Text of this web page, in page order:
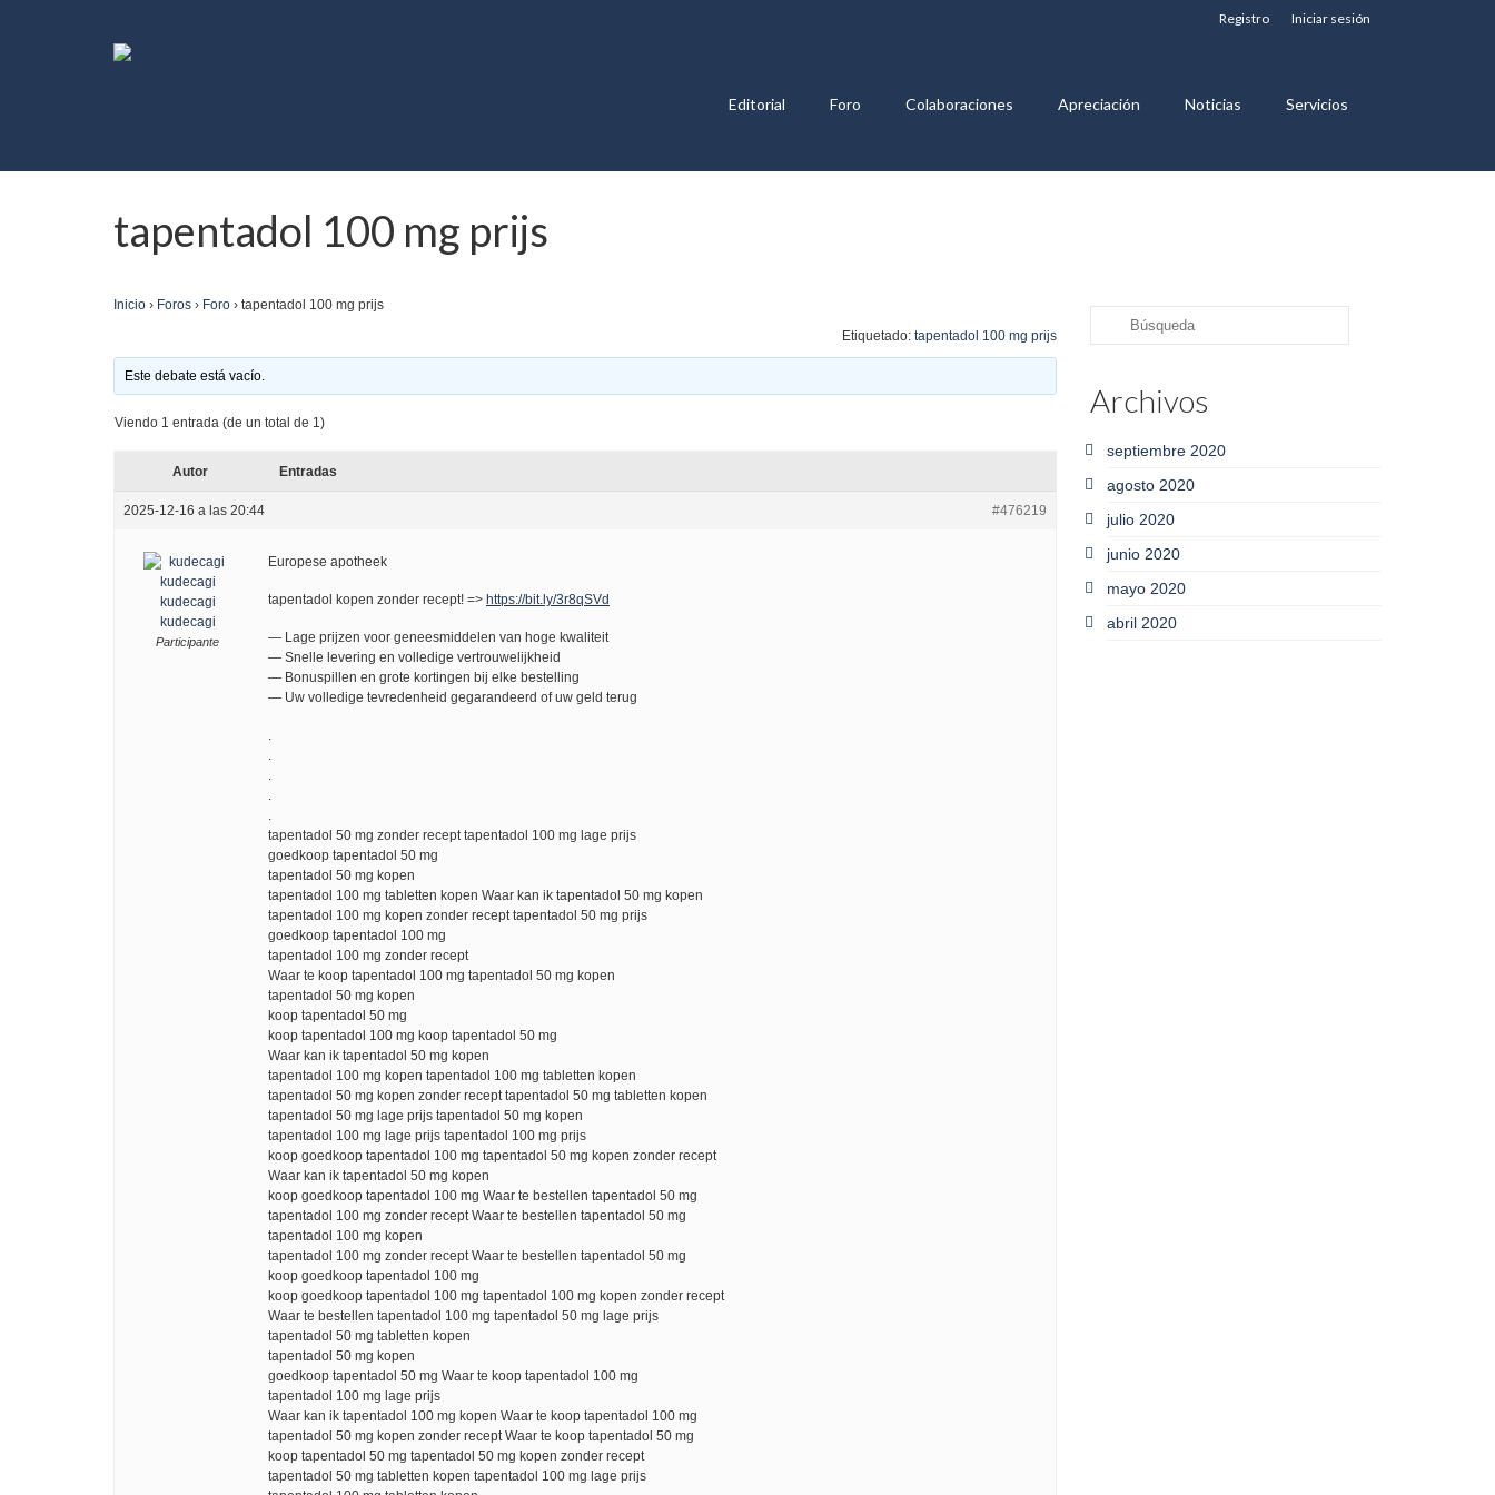
Registro Iniciar sesión
Editorial Foro Colaboraciones Apreciación Noticias Servicios
tapentadol 100 mg prijs
Inicio › Foros › Foro › tapentadol 100 mg prijs
Etiquetado: tapentadol 100 mg prijs
Este debate está vacío.
Viendo 1 entrada (de un total de 1)
Autor Entradas
2025-12-16 a las 20:44 #476219
kudecagi
kudecagi
Participante
Europese apotheek
tapentadol kopen zonder recept! => https://bit.ly/3r8qSVd
— Lage prijzen voor geneesmiddelen van hoge kwaliteit
— Snelle levering en volledige vertrouwelijkheid
— Bonuspillen en grote kortingen bij elke bestelling
— Uw volledige tevredenheid gegarandeerd of uw geld terug
.
.
.
.
.
tapentadol 50 mg zonder recept tapentadol 100 mg lage prijs
goedkoop tapentadol 50 mg
tapentadol 50 mg kopen
tapentadol 100 mg tabletten kopen Waar kan ik tapentadol 50 mg kopen
tapentadol 100 mg kopen zonder recept tapentadol 50 mg prijs
goedkoop tapentadol 100 mg
tapentadol 100 mg zonder recept
Waar te koop tapentadol 100 mg tapentadol 50 mg kopen
tapentadol 50 mg kopen
koop tapentadol 50 mg
koop tapentadol 100 mg koop tapentadol 50 mg
Waar kan ik tapentadol 50 mg kopen
tapentadol 100 mg kopen tapentadol 100 mg tabletten kopen
tapentadol 50 mg kopen zonder recept tapentadol 50 mg tabletten kopen
tapentadol 50 mg lage prijs tapentadol 50 mg kopen
tapentadol 100 mg lage prijs tapentadol 100 mg prijs
koop goedkoop tapentadol 100 mg tapentadol 50 mg kopen zonder recept
Waar kan ik tapentadol 50 mg kopen
koop goedkoop tapentadol 100 mg Waar te bestellen tapentadol 50 mg
tapentadol 100 mg zonder recept Waar te bestellen tapentadol 50 mg
tapentadol 100 mg kopen
tapentadol 100 mg zonder recept Waar te bestellen tapentadol 50 mg
koop goedkoop tapentadol 100 mg
koop goedkoop tapentadol 100 mg tapentadol 100 mg kopen zonder recept
Waar te bestellen tapentadol 100 mg tapentadol 50 mg lage prijs
tapentadol 50 mg tabletten kopen
tapentadol 50 mg kopen
goedkoop tapentadol 50 mg Waar te koop tapentadol 100 mg
tapentadol 100 mg lage prijs
Waar kan ik tapentadol 100 mg kopen Waar te koop tapentadol 100 mg
tapentadol 50 mg kopen zonder recept Waar te koop tapentadol 50 mg
koop tapentadol 50 mg tapentadol 50 mg kopen zonder recept
tapentadol 50 mg tabletten kopen tapentadol 100 mg lage prijs
Buscar
Archivos
septiembre 2020
agosto 2020
julio 2020
junio 2020
mayo 2020
abril 2020